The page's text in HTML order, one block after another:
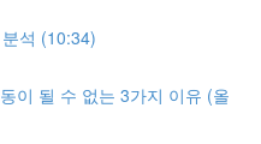
석 (10:34)
이 될 수 없는 3가지 이유 (올